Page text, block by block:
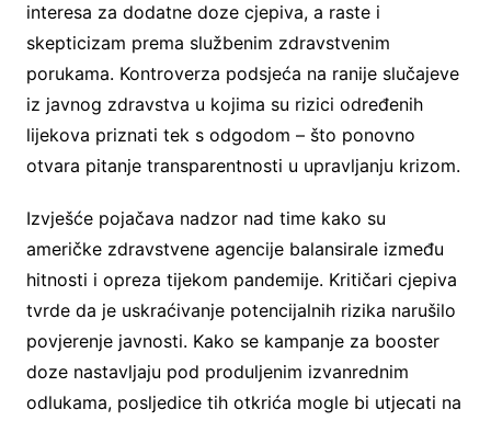
interesa za dodatne doze cjepiva, a raste i
skepticizam prema službenim zdravstvenim
porukama. Kontroverza podsjeća na ranije slučajeve
iz javnog zdravstva u kojima su rizici određenih
lijekova priznati tek s odgodom – što ponovno
otvara pitanje transparentnosti u upravljanju krizom.
Izvješće pojačava nadzor nad time kako su
američke zdravstvene agencije balansirale između
hitnosti i opreza tijekom pandemije. Kritičari cjepiva
tvrde da je uskraćivanje potencijalnih rizika narušilo
povjerenje javnosti. Kako se kampanje za booster
doze nastavljaju pod produljenim izvanrednim
odlukama, posljedice tih otkrića mogle bi utjecati na